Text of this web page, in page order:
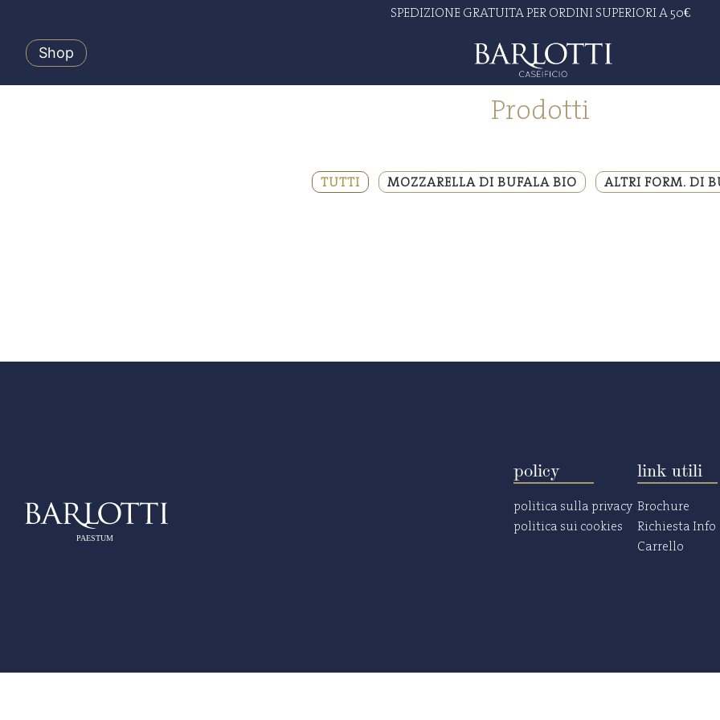
SPEDIZIONE GRATUITA PER ORDINI SUPERIORI A 50€
Shop
Prodotti
TUTTI MOZZARELLA DI BUFALA BIO ALTRI FORM. DI
PAESTUM
policy
politica sulla privacy
politica sui cookies
link utili
Brochure
Richiesta Info
Carrello